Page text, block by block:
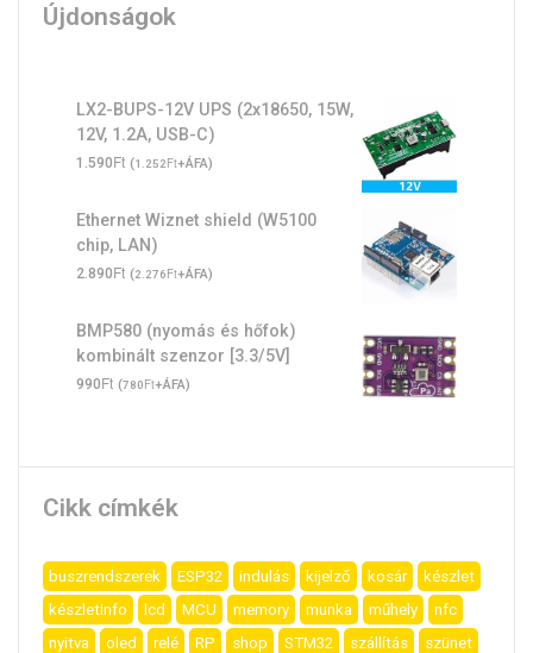
Újdonságok
LX2-BUPS-12V UPS (2x18650, 15W,
12V, 1.2A, USB-C)
1.590Ft (1.252Ft+ÁFA)
Ethernet Wiznet shield (W5100
chip, LAN)
2.890Ft (2.276Ft+ÁFA)
BMP580 (nyomás és hőfok)
kombinált szenzor [3.3/5V]
990Ft (780Ft+ÁFA)
Cikk címkék
buszrendszerek ESP32 indulás kijelző kosár
készlet
készletinfo
lcd MCU memory munka műhely
nfc
nyitva
oled relé RP shop STM32 szállítás
szünet